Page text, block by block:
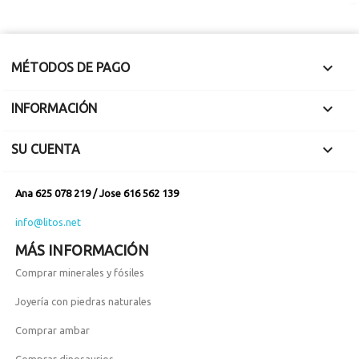
MÉTODOS DE PAGO 
INFORMACIÓN 
SU CUENTA 
Ana 625 078 219 / Jose 616 562 139
info@litos.net
MÁS INFORMACIÓN
Comprar minerales y fósiles
Joyería con piedras naturales
Comprar ambar